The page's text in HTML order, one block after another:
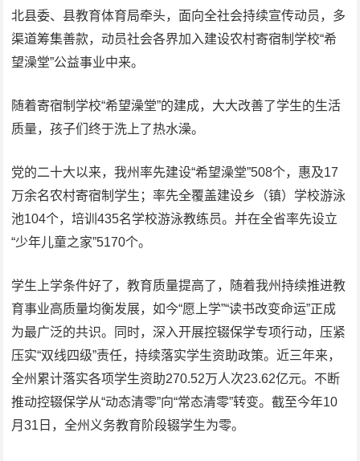
北县委、县教育体育局牵头，面向全社会持续宣传动员，多
渠道筹集善款，动员社会各界加入建设农村寄宿制学校“希
望澡堂”公益事业中来。
随着寄宿制学校“希望澡堂”的建成，大大改善了学生的生活
质量，孩子们终于洗上了热水澡。
党的二十大以来，我州率先建设“希望澡堂”508个，惠及17
万余名农村寄宿制学生；率先全覆盖建设乡（镇）学校游泳
池104个，培训435名学校游泳教练员。并在全省率先设立
“少年儿童之家”5170个。
学生上学条件好了，教育质量提高了，随着我州持续推进教
育事业高质量均衡发展，如今“愿上学”“读书改变命运”正成
为最广泛的共识。同时，深入开展控辍保学专项行动，压紧
压实“双线四级”责任，持续落实学生资助政策。近三年来，
全州累计落实各项学生资助270.52万人次23.62亿元。不断
推动控辍保学从“动态清零”向“常态清零”转变。截至今年10
月31日，全州义务教育阶段辍学生为零。